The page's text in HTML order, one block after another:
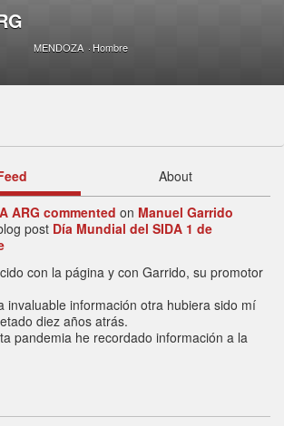
MENDOZA Hombre
About
ARG commented on Manuel Garrido
post Día Mundial del SIDA 1 de
con la página y con Garrido, su promotor
invaluable información otra hubiera sido mí
diez años atrás.
pandemia he recordado información a la